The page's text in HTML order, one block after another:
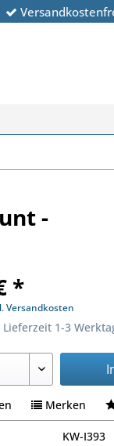
-
*
Versandkosten
Lieferzeit 1-3
Merken
KW-I393